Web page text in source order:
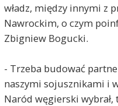
władz, między innymi z
Nawrockim, o czym
Zbigniew Bogucki.
- Trzeba budować
naszymi sojusznikami i
Naród węgierski